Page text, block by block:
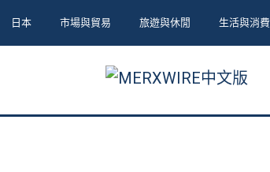
日本 市場與貿易 旅遊與休閒 生活與消費